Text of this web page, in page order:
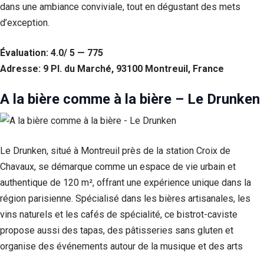
dans une ambiance conviviale, tout en dégustant des mets
d’exception.
Évaluation: 4.0/ 5 — 775
Adresse: 9 Pl. du Marché, 93100 Montreuil, France
A la bière comme à la bière – Le Drunken
Le Drunken, situé à Montreuil près de la station Croix de
Chavaux, se démarque comme un espace de vie urbain et
authentique de 120 m², offrant une expérience unique dans la
région parisienne. Spécialisé dans les bières artisanales, les
vins naturels et les cafés de spécialité, ce bistrot-caviste
propose aussi des tapas, des pâtisseries sans gluten et
organise des événements autour de la musique et des arts
et la structure
du site Web,
dont le site
Web est
Experience
fonctionne
aussi bien que
de votre visite.
Si vous
refusez ces
cookies,
certaines
fonctionnalités